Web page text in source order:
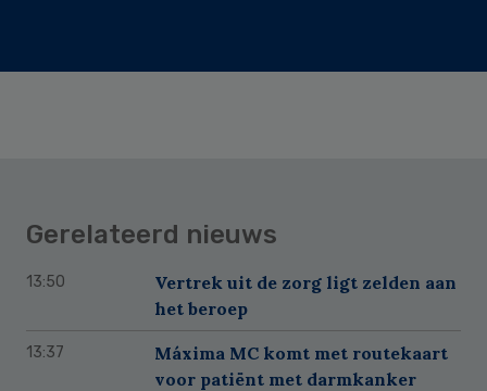
Gerelateerd nieuws
13:50
Vertrek uit de zorg ligt zelden aan
het beroep
13:37
Máxima MC komt met routekaart
voor patiënt met darmkanker